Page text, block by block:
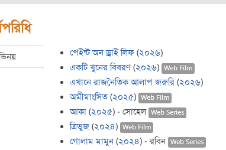
পেইন্ট অন ড্রাই লিফ (২০২৬)
একটি খুনের বিবরণ (২০২৬) Web Film
এখানে রাজনৈতিক আলাপ জরুরি (২০২৬)
অমীমাংসিত (২০২৫) Web Film
আকা (২০২৫) - সোহেল Web Series
ত্রিভুজ (২০২৪) Web Film
গোলাম মামুন (২০২৪) - রবিন Web Series